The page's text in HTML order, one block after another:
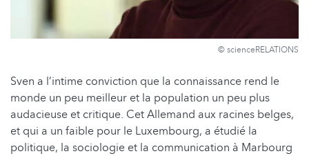
© scienceRELATIONS
Sven a l’intime conviction que la connaissance rend le
monde un peu meilleur et la population un peu plus
audacieuse et critique. Cet Allemand aux racines belges,
et qui a un faible pour le Luxembourg, a étudié la
politique, la sociologie et la communication à Marbourg